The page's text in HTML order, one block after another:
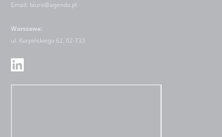
Email: biuro@agendo.pl
Warszawa:
ul. Kurpińskiego 62, 02-733